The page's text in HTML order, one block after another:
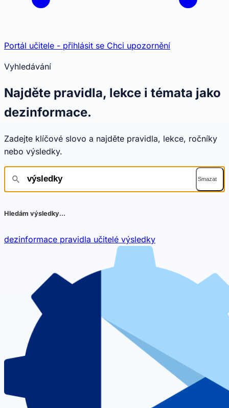
Portál učitele - přihlásit se Chci upozornění
Vyhledávání
Najděte pravidla, lekce i témata jako
dezinformace.
Zadejte klíčové slovo a najděte pravidla, lekce, ročníky
nebo výsledky.
Smazat
Hledám výsledky...
dezinformace pravidla učitelé výsledky